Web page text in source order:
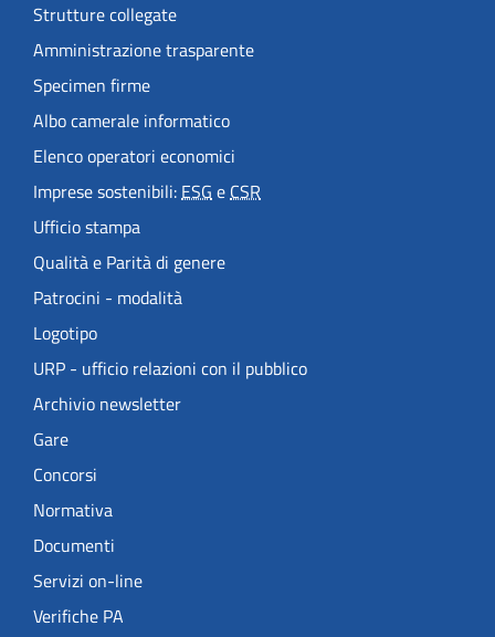
Strutture collegate
Amministrazione trasparente
Specimen firme
Albo camerale informatico
Elenco operatori economici
Imprese sostenibili:ESGeCSR
Ufficio stampa
Qualità e Parità di genere
Patrocini - modalità
Logotipo
URP - ufficio relazioni con il pubblico
Archivio newsletter
Gare
Concorsi
Normativa
Documenti
Servizi on-line
Verifiche PA